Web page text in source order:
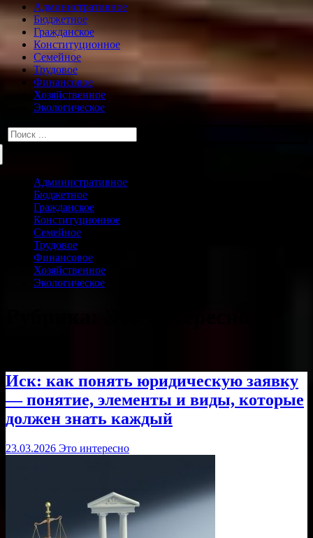
Административное
Бюджетное
Гражданское
Конституционное
Семейное
Трудовое
Финансовое
Хозяйственное
Экологическое
Искать:
Административное
Бюджетное
Гражданское
Конституционное
Семейное
Трудовое
Финансовое
Хозяйственное
Экологическое
Иск: как понять юридическую заявку
— понятие, элементы и виды, которые
должен знать каждый
23.03.2026 Это интересно